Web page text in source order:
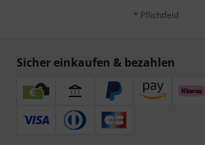
* Pflichtfeld
Sicher einkaufen & bezahlen